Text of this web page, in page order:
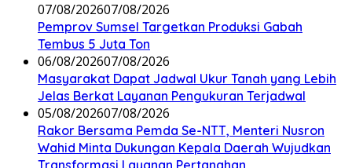
07/08/202607/08/2026
Pemprov Sumsel Targetkan Produksi Gabah
Tembus 5 Juta Ton
06/08/202607/08/2026
Masyarakat Dapat Jadwal Ukur Tanah yang Lebih
Jelas Berkat Layanan Pengukuran Terjadwal
05/08/202607/08/2026
Rakor Bersama Pemda Se-NTT, Menteri Nusron
Wahid Minta Dukungan Kepala Daerah Wujudkan